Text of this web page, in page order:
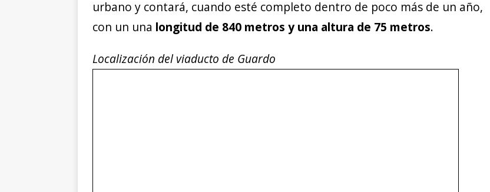
urbano y contará, cuando esté completo dentro de poco más de un año,
con un una longitud de 840 metros y una altura de 75 metros.
Localización del viaducto de Guardo